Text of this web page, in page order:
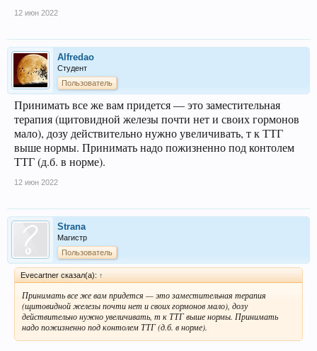
12 июн 2022
Alfredao
Студент
Пользователь
Принимать все же вам придется — это заместительная
терапия (щитовидной железы почти нет и своих гормонов
мало), дозу действительно нужно увеличивать, т к ТТГ
выше нормы. Принимать надо пожизненно под контолем
ТТГ (д.б. в норме).
12 июн 2022
Strana
Магистр
Пользователь
Evecartner сказал(а): ↑
Принимать все же вам придется — это заместительная терапия
(щитовидной железы почти нет и своих гормонов мало), дозу
действительно нужно увеличивать, т к ТТГ выше нормы. Принимать
надо пожизненно под контолем ТТГ (д.б. в норме).